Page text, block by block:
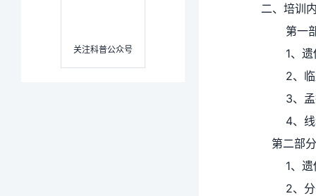
关注科普公众号
二、培训
第一
1、
2、
3、
4、
第二部
1、
2、